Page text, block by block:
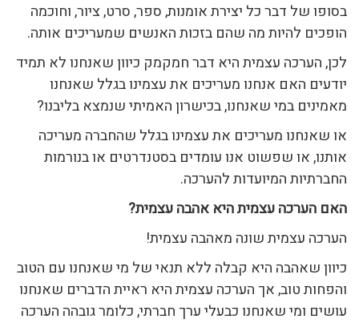
בסופו של דבר כל יצירת אומנות, ספר, סרט, ציור, וחוכמה
הופכים להיות מה שהם בזכות האנשים שמעריכים אותה.
לכן, הערכה עצמית היא דבר חמקמק כיוון שאנחנו לא תמיד
יודעים האם אנחנו מעריכים את עצמינו בגלל שאנחנו
מאמינים במי שאנחנו, בכישרון האמיתי שנמצא בליבנו?
או שאנחנו מעריכים את עצמינו בגלל שהחברה מעריכה
אותנו, או שפשוט אנו עומדים בסטנדרטים או בנורמות
החברתיות המיועדות להערכה.
האם הערכה עצמית היא אהבה עצמית?
הערכה עצמית שונה מאהבה עצמית!
כיוון שאהבה היא קבלה ללא תנאי של מי שאנחנו עם הטוב
והפחות טוב, אך הערכה עצמית היא ראיית הדברים שאנחנו
עושים ומי שאנחנו כבעלי ערך חברתי, כלומר גובהה הערכה